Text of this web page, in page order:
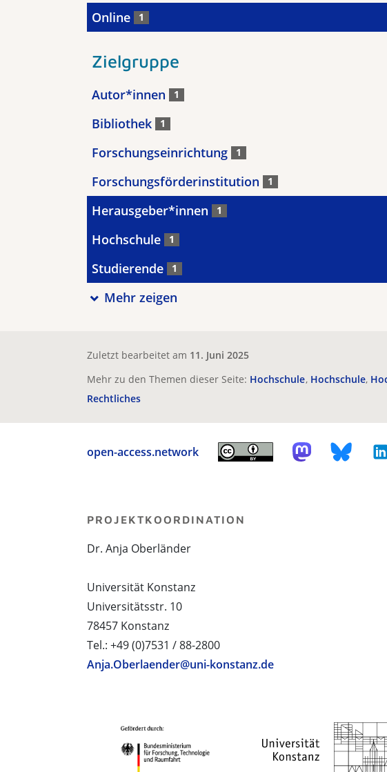
Online 1
Zielgruppe
Autor*innen 1
Bibliothek 1
Forschungseinrichtung 1
Forschungsförderinstitution 1
Herausgeber*innen 1
Hochschule 1
Studierende 1
Mehr zeigen
Zuletzt bearbeitet am 11. Juni 2025
Mehr zu den Themen dieser Seite: Hochschule Hochschule
Rechtliches
open-access.network
PROJEKTKOORDINATION
Dr. Anja Oberländer
Universität Konstanz
Universitätsstr. 10
78457 Konstanz
Tel.: +49 (0)7531 / 88-2800
Anja.Oberlaender@uni-konstanz.de